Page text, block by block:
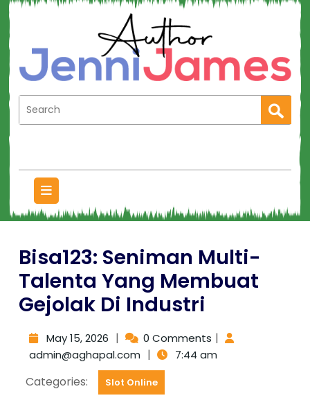
Bisa123: Seniman Multi-
Talenta Yang Membuat
Gejolak Di Industri
May 15, 2026 | 0 Comments |
admin@aghapal.com | 7:44 am
Categories: Slot Online